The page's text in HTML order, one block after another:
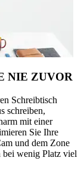
NIE ZUVOR
Schreibtisch
schreiben,
mit einer
Sie Ihre
und dem Zone
bei wenig Platz viel